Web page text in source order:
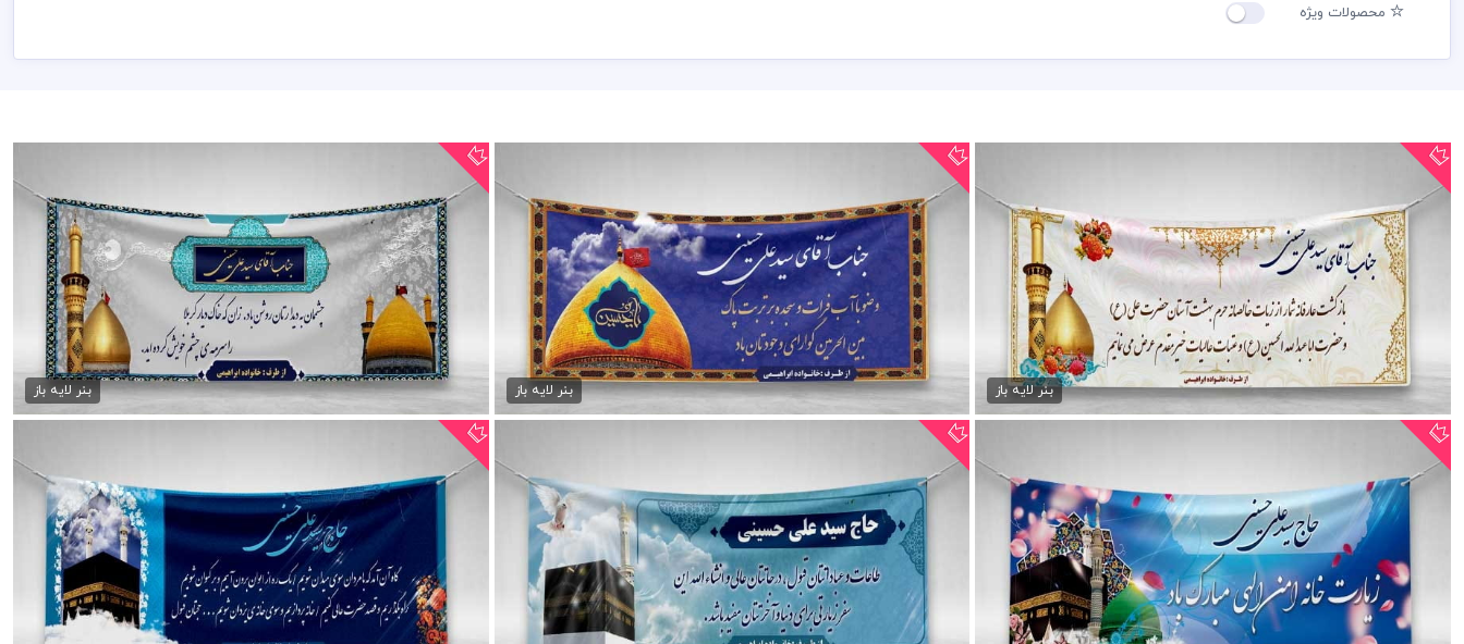
محصولات ویژه
فایل بنر خیرمقدم کربلا
75,000 تومان
بنر لایه باز
طرح بنر کربلا psd
75,000 تومان
بنر لایه باز
فایل بنر بازگشت از کربلا
75,000 تومان
بنر لایه باز
بنر خیرمقدم حجاج psd
75,000 تومان
بنر خیرمقدم مکه لایه باز
75,000 تومان
بنر خیرمقدم مکه psd